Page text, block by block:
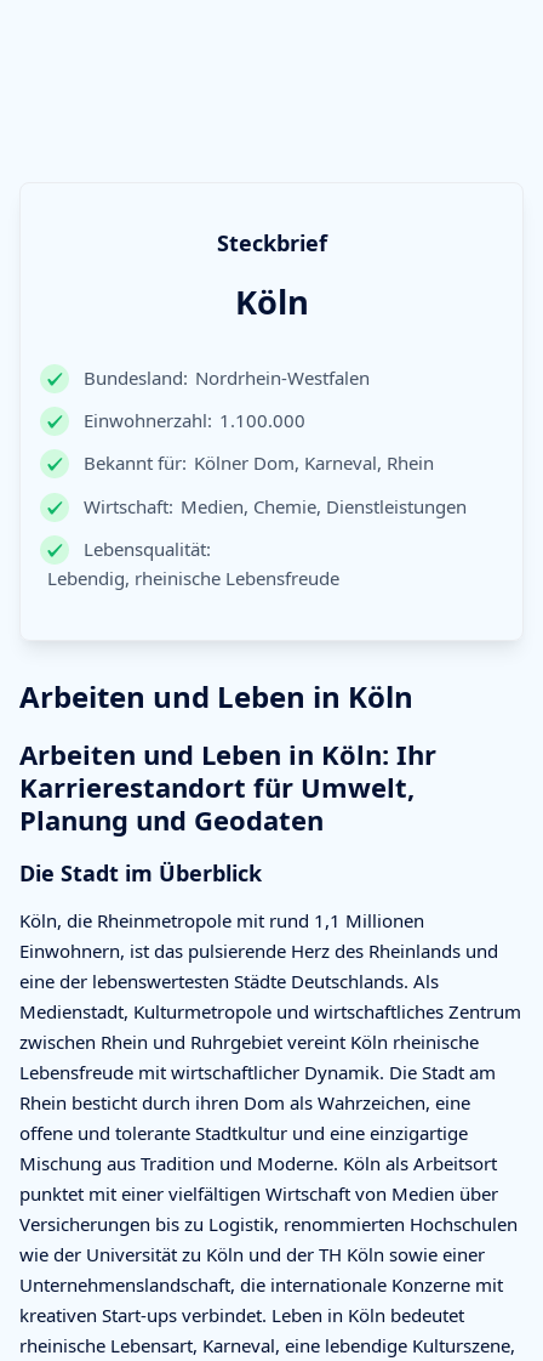
Steckbrief
Köln
Bundesland: Nordrhein-Westfalen
Einwohnerzahl: 1.100.000
Bekannt für: Kölner Dom, Karneval, Rhein
Wirtschaft: Medien, Chemie, Dienstleistungen
Lebensqualität:
Lebendig, rheinische Lebensfreude
Arbeiten und Leben in Köln
Arbeiten und Leben in Köln: Ihr
Karrierestandort für Umwelt,
Planung und Geodaten
Die Stadt im Überblick
Köln, die Rheinmetropole mit rund 1,1 Millionen
Einwohnern, ist das pulsierende Herz des Rheinlands und
eine der lebenswertesten Städte Deutschlands. Als
Medienstadt, Kulturmetropole und wirtschaftliches Zentrum
zwischen Rhein und Ruhrgebiet vereint Köln rheinische
Lebensfreude mit wirtschaftlicher Dynamik. Die Stadt am
Rhein besticht durch ihren Dom als Wahrzeichen, eine
offene und tolerante Stadtkultur und eine einzigartige
Mischung aus Tradition und Moderne. Köln als Arbeitsort
punktet mit einer vielfältigen Wirtschaft von Medien über
Versicherungen bis zu Logistik, renommierten Hochschulen
wie der Universität zu Köln und der TH Köln sowie einer
Unternehmenslandschaft, die internationale Konzerne mit
kreativen Start-ups verbindet. Leben in Köln bedeutet
rheinische Lebensart, Karneval, eine lebendige Kulturszene,